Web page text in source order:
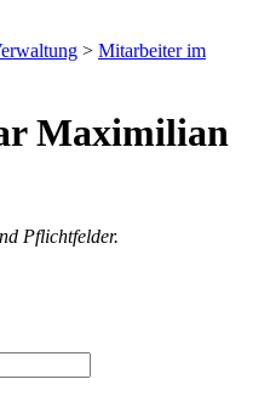
> Mitarbeiter im
Maximilian
Pflichtfelder.